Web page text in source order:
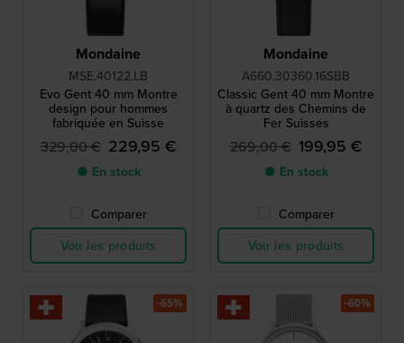
Mondaine
MSE.40122.LB
Evo Gent 40 mm Montre
design pour hommes
fabriquée en Suisse
329,00 € 229,95 €
● En stock
Comparer
Voir les produits
Mondaine
A660.30360.16SBB
Classic Gent 40 mm Montre
à quartz des Chemins de
Fer Suisses
269,00 € 199,95 €
● En stock
Comparer
Voir les produits
-65% -60%